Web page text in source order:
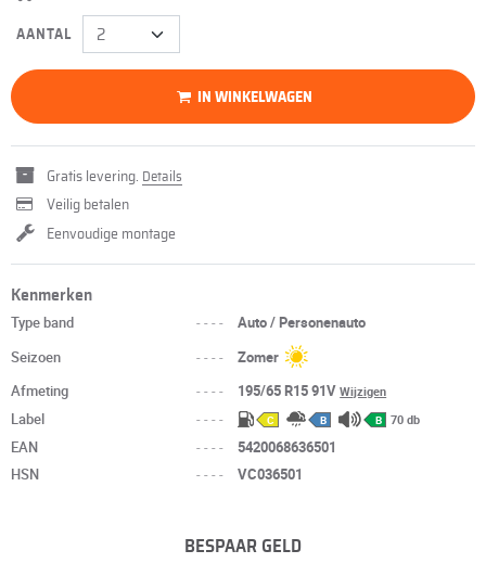
AANTAL
IN WINKELWAGEN
Gratis levering. Details
Veilig betalen
Eenvoudige montage
Kenmerken
Type band ----
Auto / Personenauto
Seizoen
----
Zomer
Afmeting
---- 195/65 R15 91VWijzigen
Label ---- C B B 70 db
EAN ----
5420068636501
HSN
---- VC036501
BESPAAR GELD